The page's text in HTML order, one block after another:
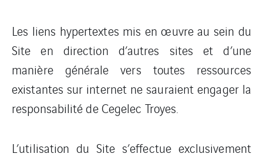
Les liens hypertextes mis en œuvre au sein du
Site en direction d’autres sites et d’une
manière générale vers toutes ressources
existantes sur internet ne sauraient engager la
responsabilité de Cegelec Troyes.
L’utilisation du Site s’effectue exclusivement